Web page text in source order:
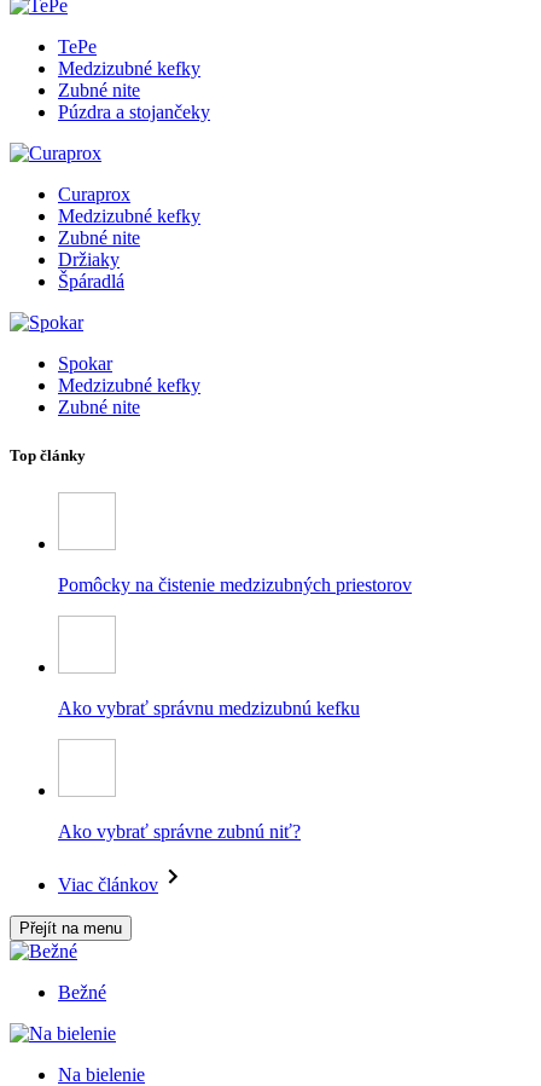
TePe
Medzizubné kefky
Zubné nite
Púzdra a stojančeky
Curaprox
Medzizubné kefky
Zubné nite
Držiaky
Špáradlá
Spokar
Medzizubné kefky
Zubné nite
Top články
Pomôcky na čistenie medzizubných priestorov
Ako vybrať správnu medzizubnú kefku
Ako vybrať správne zubnú niť?
Viac článkov
Přejít na menu
Bežné
Na bielenie